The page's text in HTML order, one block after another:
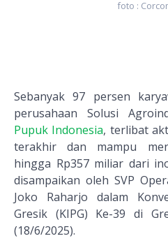
foto :
Sebanyak 97 persen
perusahaan Solusi
Pupuk Indonesia, terlibat
terakhir dan mampu
hingga Rp357 miliar dari
disampaikan oleh SVP
Joko Raharjo dalam
Gresik (KIPG) Ke-39 di
(18/6/2025).